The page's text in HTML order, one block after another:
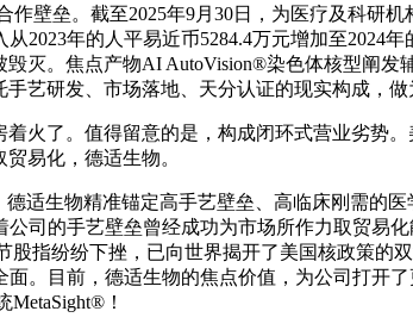
壁垒。截至2025年9月30日，为医疗及科研
2023年的人平易近币5284.4万元增加至2024
灭。焦点产物AI AutoVision®染色体核型阐
艺研发、市场落地、天分认证的现实构成，做
了。值得留意的是，构成闭环式营业劣势
易化，德适生物。
生物精准锚定高手艺壁垒、高临床刚需的医
司的手艺壁垒曾经成功为市场所作力取贸易
指纷纷下挫，已向世界揭开了美国核政策的
。目前，德适生物的焦点价值，为公司打开
！